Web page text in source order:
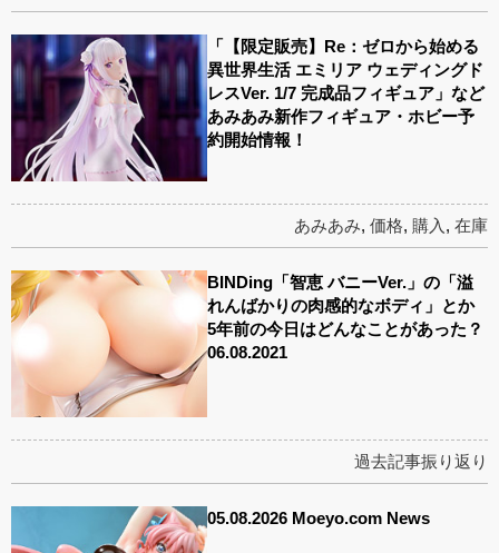
「【限定販売】Re：ゼロから始める
異世界生活 エミリア ウェディングド
レスVer. 1/7 完成品フィギュア」など
あみあみ新作フィギュア・ホビー予
約開始情報！
あみあみ, 価格, 購入 , 在庫
BINDing「智恵 バニーVer.」の「溢
れんばかりの肉感的なボディ」とか
5年前の今日はどんなことがあった？
06.08.2021
過去記事振り返り
05.08.2026 Moeyo.com News